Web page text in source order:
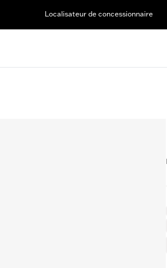
Localisateur de concessionnaire